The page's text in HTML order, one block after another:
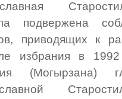
подвержена
приводящих к
избрания в 1992
(Могырзана)